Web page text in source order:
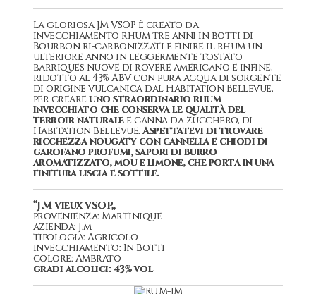
La gloriosa JM VSOP è creato da
invecchiamento rhum tre anni in botti di
Bourbon ri-carbonizzati e finire il rhum un
ulteriore anno in leggermente tostato
barriques nuove di rovere americano e infine,
ridotto al 43% ABV con pura acqua di sorgente
di origine vulcanica dal Habitation Bellevue,
per creareuno straordinario rhum
invecchiato che conserva le qualità del
terroir naturalee canna da zucchero, di
Habitation Bellevue.Aspettatevi di trovare
ricchezza nougaty con cannella e chiodi di
garofano profumi, sapori di burro
aromatizzato, mou e limone, che porta in una
finitura liscia e sottile.
“J.M Vieux VSOP„
provenienza: Martinique
azienda: J.m
tipologia: Agricolo
invecchiamento: In Botti
colore: Ambrato
gradi alcolici: 43% vol